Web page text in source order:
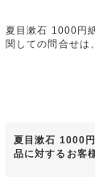
夏目漱石 1000円
関しての問合せは
夏目漱石 1000
品に対するお客